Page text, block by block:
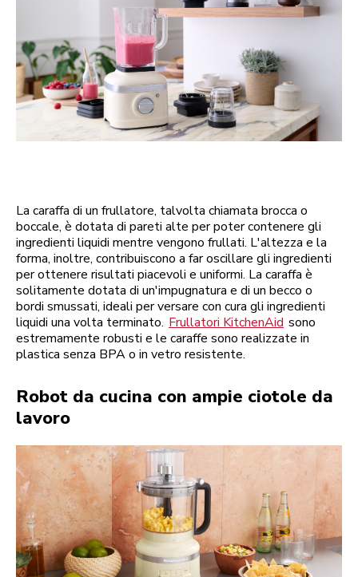
La caraffa di un frullatore, talvolta chiamata brocca o
boccale, è dotata di pareti alte per poter contenere gli
ingredienti liquidi mentre vengono frullati. L'altezza e la
forma, inoltre, contribuiscono a far oscillare gli ingredienti
per ottenere risultati piacevoli e uniformi. La caraffa è
solitamente dotata di un'impugnatura e di un becco o
bordi smussati, ideali per versare con cura gli ingredienti
liquidi una volta terminato. Frullatori KitchenAid sono
estremamente robusti e le caraffe sono realizzate in
plastica senza BPA o in vetro resistente.
Robot da cucina con ampie ciotole da
lavoro